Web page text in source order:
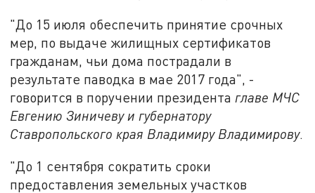
"До 15 июля обеспечить принятие срочных
мер, по выдаче жилищных сертификатов
гражданам, чьи дома пострадали в
результате паводка в мае 2017 года", -
говорится в поручении президента главе МЧС
Евгению Зиничеву и губернатору
Ставропольского края Владимиру Владимирову.
"До 1 сентября сократить сроки
предоставления земельных участков